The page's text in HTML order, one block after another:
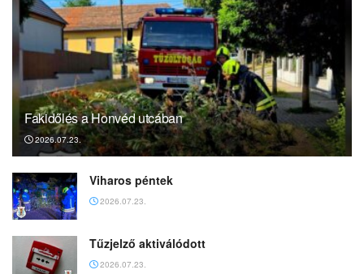
Fakidőlés a Honvéd utcában
2026.07.23.
Viharos péntek
2026.07.23.
Tűzjelző aktiválódott
2026.07.23.